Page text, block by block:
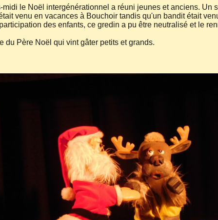
le Noël intergénérationnel a réuni jeunes et anciens. Un
venu en vacances à Bouchoir tandis qu'un bandit était
des enfants, ce gredin a pu être neutralisé et le
du Père Noël qui vint gâter petits et grands.